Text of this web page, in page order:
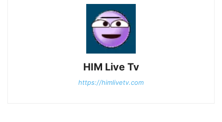
HIM Live Tv
https://himlivetv.com